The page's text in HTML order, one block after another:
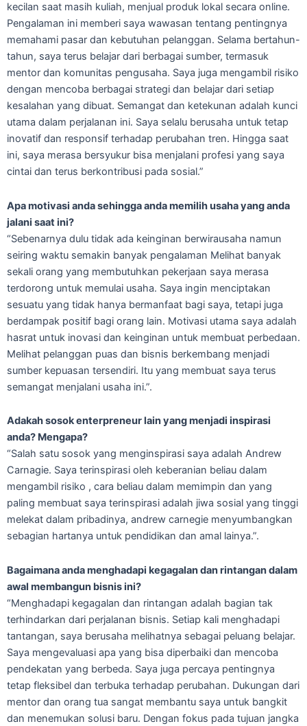
kecilan saat masih kuliah, menjual produk lokal secara online.
Pengalaman ini memberi saya wawasan tentang pentingnya
memahami pasar dan kebutuhan pelanggan. Selama bertahun-
tahun, saya terus belajar dari berbagai sumber, termasuk
mentor dan komunitas pengusaha. Saya juga mengambil risiko
dengan mencoba berbagai strategi dan belajar dari setiap
kesalahan yang dibuat. Semangat dan ketekunan adalah kunci
utama dalam perjalanan ini. Saya selalu berusaha untuk tetap
inovatif dan responsif terhadap perubahan tren. Hingga saat
ini, saya merasa bersyukur bisa menjalani profesi yang saya
cintai dan terus berkontribusi pada sosial.”
Apa motivasi anda sehingga anda memilih usaha yang anda
jalani saat ini?
“Sebenarnya dulu tidak ada keinginan berwirausaha namun
seiring waktu semakin banyak pengalaman Melihat banyak
sekali orang yang membutuhkan pekerjaan saya merasa
terdorong untuk memulai usaha. Saya ingin menciptakan
sesuatu yang tidak hanya bermanfaat bagi saya, tetapi juga
berdampak positif bagi orang lain. Motivasi utama saya adalah
hasrat untuk inovasi dan keinginan untuk membuat perbedaan.
Melihat pelanggan puas dan bisnis berkembang menjadi
sumber kepuasan tersendiri. Itu yang membuat saya terus
semangat menjalani usaha ini.”.
Adakah sosok enterpreneur lain yang menjadi inspirasi
anda? Mengapa?
“Salah satu sosok yang menginspirasi saya adalah Andrew
Carnagie. Saya terinspirasi oleh keberanian beliau dalam
mengambil risiko , cara beliau dalam memimpin dan yang
paling membuat saya terinspirasi adalah jiwa sosial yang tinggi
melekat dalam pribadinya, andrew carnegie menyumbangkan
sebagian hartanya untuk pendidikan dan amal lainya.”.
Bagaimana anda menghadapi kegagalan dan rintangan dalam
awal membangun bisnis ini?
“Menghadapi kegagalan dan rintangan adalah bagian tak
terhindarkan dari perjalanan bisnis. Setiap kali menghadapi
tantangan, saya berusaha melihatnya sebagai peluang belajar.
Saya mengevaluasi apa yang bisa diperbaiki dan mencoba
pendekatan yang berbeda. Saya juga percaya pentingnya
tetap fleksibel dan terbuka terhadap perubahan. Dukungan dari
mentor dan orang tua sangat membantu saya untuk bangkit
dan menemukan solusi baru. Dengan fokus pada tujuan jangka